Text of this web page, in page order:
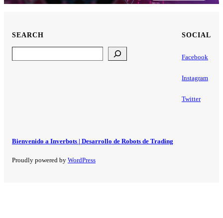
SEARCH SOCIAL
Facebook
Instagram
Twitter
Bienvenido a Inverbots | Desarrollo de Robots de Trading
Proudly powered by WordPress